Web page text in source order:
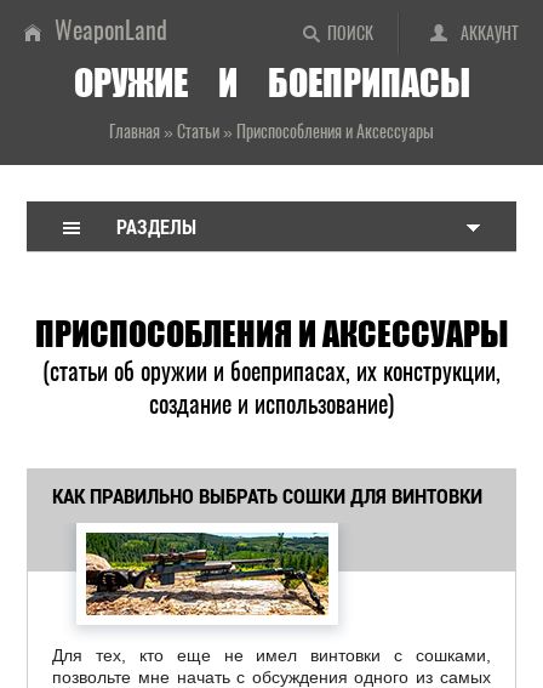
ПОИСК АККАУНТ
WeaponLand
ОРУЖИЕ И БОЕПРИПАСЫ
Главная » Статьи » Приспособления и Аксессуары
РАЗДЕЛЫ
ПРИСПОСОБЛЕНИЯ И АКСЕССУАРЫ
(статьи об оружии и боеприпасах, их конструкции,
создание и использование)
КАК ПРАВИЛЬНО ВЫБРАТЬ СОШКИ ДЛЯ ВИНТОВКИ
Для тех, кто еще не имел винтовки с сошками,
позвольте мне начать с обсуждения одного из самых